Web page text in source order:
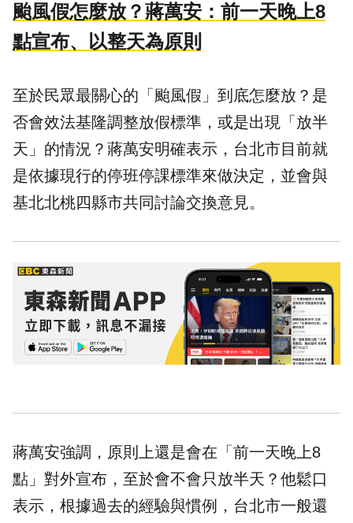
颱風假怎麼放？蔣萬安：前一天晚上8
點宣布、以整天為原則
至於民眾最關心的「颱風假」到底怎麼放？是
否會效法基隆調整放假標準，或是出現「放半
天」的情況？蔣萬安明確表示，台北市目前就
是依據現行的停班停課標準來做決定，並會與
基北北桃四縣市共同討論交換意見。
蔣萬安強調，原則上還是會在「前一天晚上8
點」對外宣布，至於會不會只放半天？他鬆口
表示，根據過去的經驗與慣例，台北市一般還